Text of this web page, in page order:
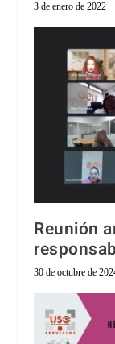
3 de enero de 2022
Reunión
30 de octubre de